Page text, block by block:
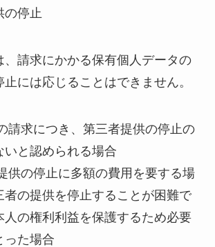
停止
、請求にかかる保有個人データの
には応じることはできません。
請求につき、第三者提供の停止の
いと認められる場合
供の停止に多額の費用を要する場
者の提供を停止することが困難で
人の権利利益を保護するため必要
った場合